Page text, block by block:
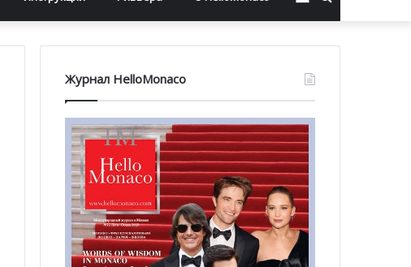
корзину
Журнал HelloMonaco